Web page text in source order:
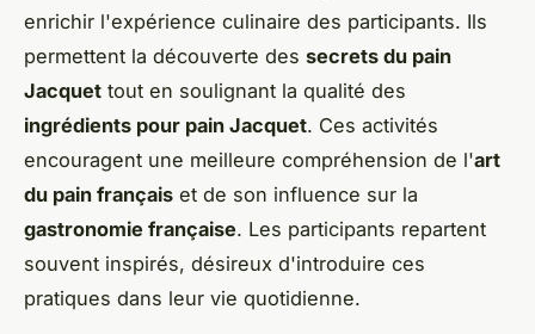
enrichir l'expérience culinaire des participants. Ils
permettent la découverte des secrets du pain
Jacquet tout en soulignant la qualité des
ingrédients pour pain Jacquet. Ces activités
encouragent une meilleure compréhension de l'art
du pain français et de son influence sur la
gastronomie française. Les participants repartent
souvent inspirés, désireux d'introduire ces
pratiques dans leur vie quotidienne.